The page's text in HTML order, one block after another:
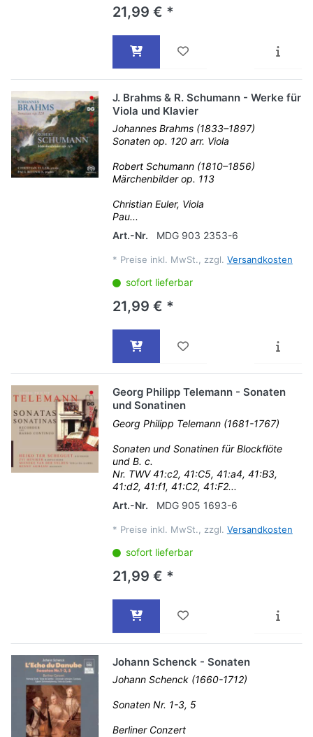
21,99 € *
J. Brahms & R. Schumann - Werke für
Viola und Klavier
Johannes Brahms (1833–1897)
Sonaten op. 120 arr. Viola
Robert Schumann (1810–1856)
Märchenbilder op. 113
Christian Euler, Viola
Pau...
Art.-Nr.
MDG 903 2353-6
* Preise inkl. MwSt., zzgl. Versandkosten
sofort lieferbar
21,99 € *
Georg Philipp Telemann - Sonaten
und Sonatinen
Georg Philipp Telemann (1681-1767)
Sonaten und Sonatinen für Blockflöte
und B. c.
Nr. TWV 41:c2, 41:C5, 41:a4, 41:B3,
41:d2, 41:f1, 41:C2, 41:F2...
Art.-Nr.
MDG 905 1693-6
* Preise inkl. MwSt., zzgl. Versandkosten
sofort lieferbar
21,99 € *
Johann Schenck - Sonaten
Johann Schenck (1660-1712)
Sonaten Nr. 1-3, 5
Berliner Conzert